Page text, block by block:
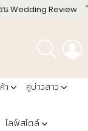
น Wedding Review
ค้นหา
า
คู่บ่าวสาว
ไลฟ์สไตล์